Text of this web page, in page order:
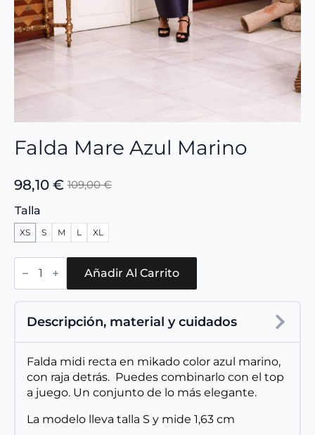
Falda Mare Azul Marino
109,00€
El
precio
original
era:
109,00 €.
98,10 €
El
precio
actual
es:
98,10 €.
Talla
XS S M L XL
Falda
Mare
Añadir Al Carrito
Descripción, material y cuidados
Falda midi recta en mikado color azul marino,
con raja detrás. Puedes combinarlo con el top
a juego. Un conjunto de lo más elegante.
La modelo lleva talla S y mide 1,63 cm